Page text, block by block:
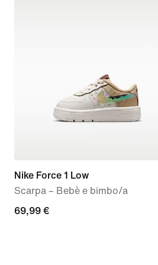
Nike Force 1 Low
Scarpa – Bebè e bimbo/a
69,99
69,99 €